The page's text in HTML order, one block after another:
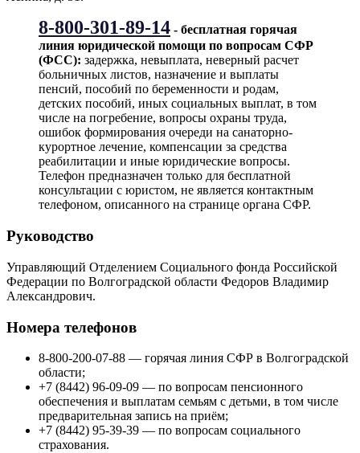
8-800-301-89-14 - бесплатная горячая
линия юридической помощи по вопросам CФР
(ФСС): задержка, невыплата, неверный расчет
больничных листов, назначение и выплаты
пенсий, пособий по беременности и родам,
детских пособий, иных социальных выплат, в том
числе на погребение, вопросы охраны труда,
ошибок формирования очереди на санаторно-
курортное лечение, компенсации за средства
реабилитации и иные юридические вопросы.
Телефон предназначен только для бесплатной
консультации с юристом, не является контактным
телефоном, описанного на странице органа СФР.
Руководство
Управляющий Отделением Социального фонда Российской
Федерации по Волгоградской области Федоров Владимир
Александрович.
Номера телефонов
8-800-200-07-88 — горячая линия СФР в Волгоградской
области;
+7 (8442) 96-09-09 — по вопросам пенсионного
обеспечения и выплатам семьям с детьми, в том числе
предварительная запись на приём;
+7 (8442) 95-39-39 — по вопросам социального
страхования.